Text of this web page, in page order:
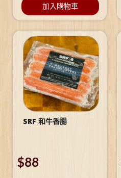
加入購物車
SRF 和牛香腸
$88